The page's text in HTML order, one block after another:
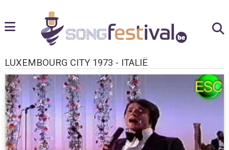
LUXEMBOURG CITY 1973 - ITALIË